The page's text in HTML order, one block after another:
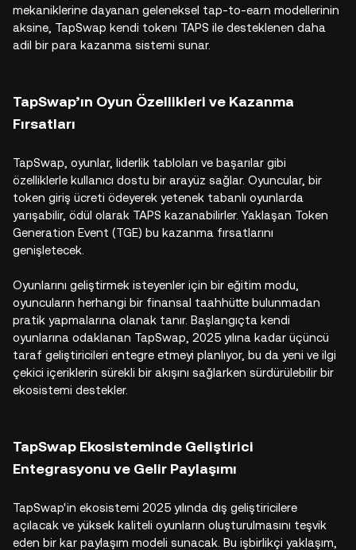
mekaniklerine dayanan geleneksel tap-to-earn modellerinin
aksine, TapSwap kendi tokenı TAPS ile desteklenen daha
adil bir para kazanma sistemi sunar.
TapSwap’ın Oyun Özellikleri ve Kazanma
Fırsatları
TapSwap, oyunlar, liderlik tabloları ve başarılar gibi
özelliklerle kullanıcı dostu bir arayüz sağlar. Oyuncular, bir
token giriş ücreti ödeyerek yetenek tabanlı oyunlarda
yarışabilir, ödül olarak TAPS kazanabilirler. Yaklaşan Token
Generation Event (TGE) bu kazanma fırsatlarını
genişletecek.
Oyunlarını geliştirmek isteyenler için bir eğitim modu,
oyuncuların herhangi bir finansal taahhütte bulunmadan
pratik yapmalarına olanak tanır. Başlangıçta kendi
oyunlarına odaklanan TapSwap, 2025 yılına kadar üçüncü
taraf geliştiricileri entegre etmeyi planlıyor, bu da yeni ve ilgi
çekici içeriklerin sürekli bir akışını sağlarken sürdürülebilir bir
ekosistemi destekler.
TapSwap Ekosisteminde Geliştirici
Entegrasyonu ve Gelir Paylaşımı
TapSwap'in ekosistemi 2025 yılında dış geliştiricilere
açılacak ve yüksek kaliteli oyunların oluşturulmasını teşvik
eden bir kar paylaşım modeli sunacak. Bu işbirlikçi yaklaşım,